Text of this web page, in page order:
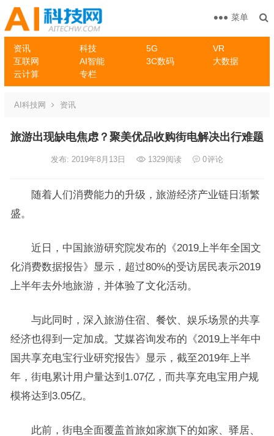
资讯 科技 5G
VR
互联网
AI智能 3C数码
大数据
云计算
专栏
菜单
AI科技网 资讯
旅游出现缺电焦虑？聚美优品收购街电解决出行难题
发布: 2019年8月13日 1329阅读 0评论
随着人们消费能力的升级，旅游经济产业链日渐繁
盛。
近日，中国旅游研究院发布的《2019上半年全国文
化消费数据报告》显示，超过80%的受访居民表示2019
上半年去外地旅游，并体验了文化活动。
与此同时，深入旅游住宿、餐饮、娱乐场景的共享
经济也得到一定加成。艾媒咨询发布的《2019上半年中
国共享充电宝行业研究报告》显示，截至2019年上半
年，街电累计用户量达到1.07亿，而共享充电宝用户规
模将达到3.05亿。
此前，街电全面覆盖首旅如家旗下的如家、驿居、